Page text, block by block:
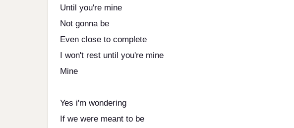
Until you're mine
Not gonna be
Even close to complete
I won't rest until you're mine
Mine
Yes i'm wondering
If we were meant to be